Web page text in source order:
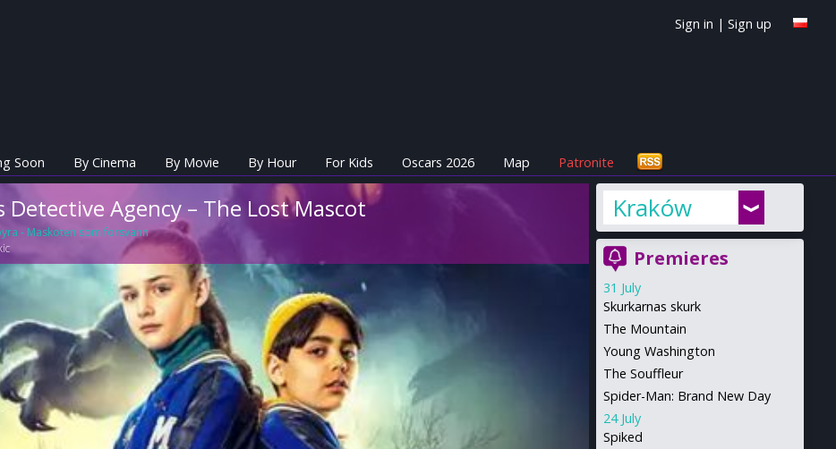
Sign in | Sign up
Soon By Cinema By Movie By Hour For Kids Oscars 2026 Map Patronite
Detective Agency – The Lost Mascot
- Maskoten som forsvann
Kraków
Premieres
31 July
Skurkarnas skurk
The Mountain
Young Washington
The Souffleur
Spider-Man: Brand New Day
24 July
Spiked